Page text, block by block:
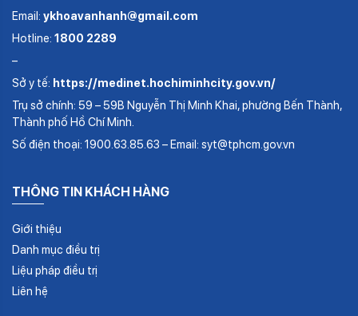
Email: ykhoavanhanh@gmail.com
Hotline: 1800 2289
–
Sở y tế: https://medinet.hochiminhcity.gov.vn/
Trụ sở chính: 59 – 59B Nguyễn Thị Minh Khai, phường Bến Thành,
Thành phố Hồ Chí Minh.
Số điện thoại: 1900.63.85.63 – Email: syt@tphcm.gov.vn
THÔNG TIN KHÁCH HÀNG
Giới thiệu
Danh mục điều trị
Liệu pháp điều trị
Liên hệ